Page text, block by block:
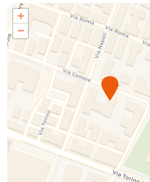
Lavatrice/Asciugatrice
Letto a muro
Letto queen
Macchina caffè/te
No Smoking
Riscaldamento / Condizionatore autonomo
Utensili
+
−